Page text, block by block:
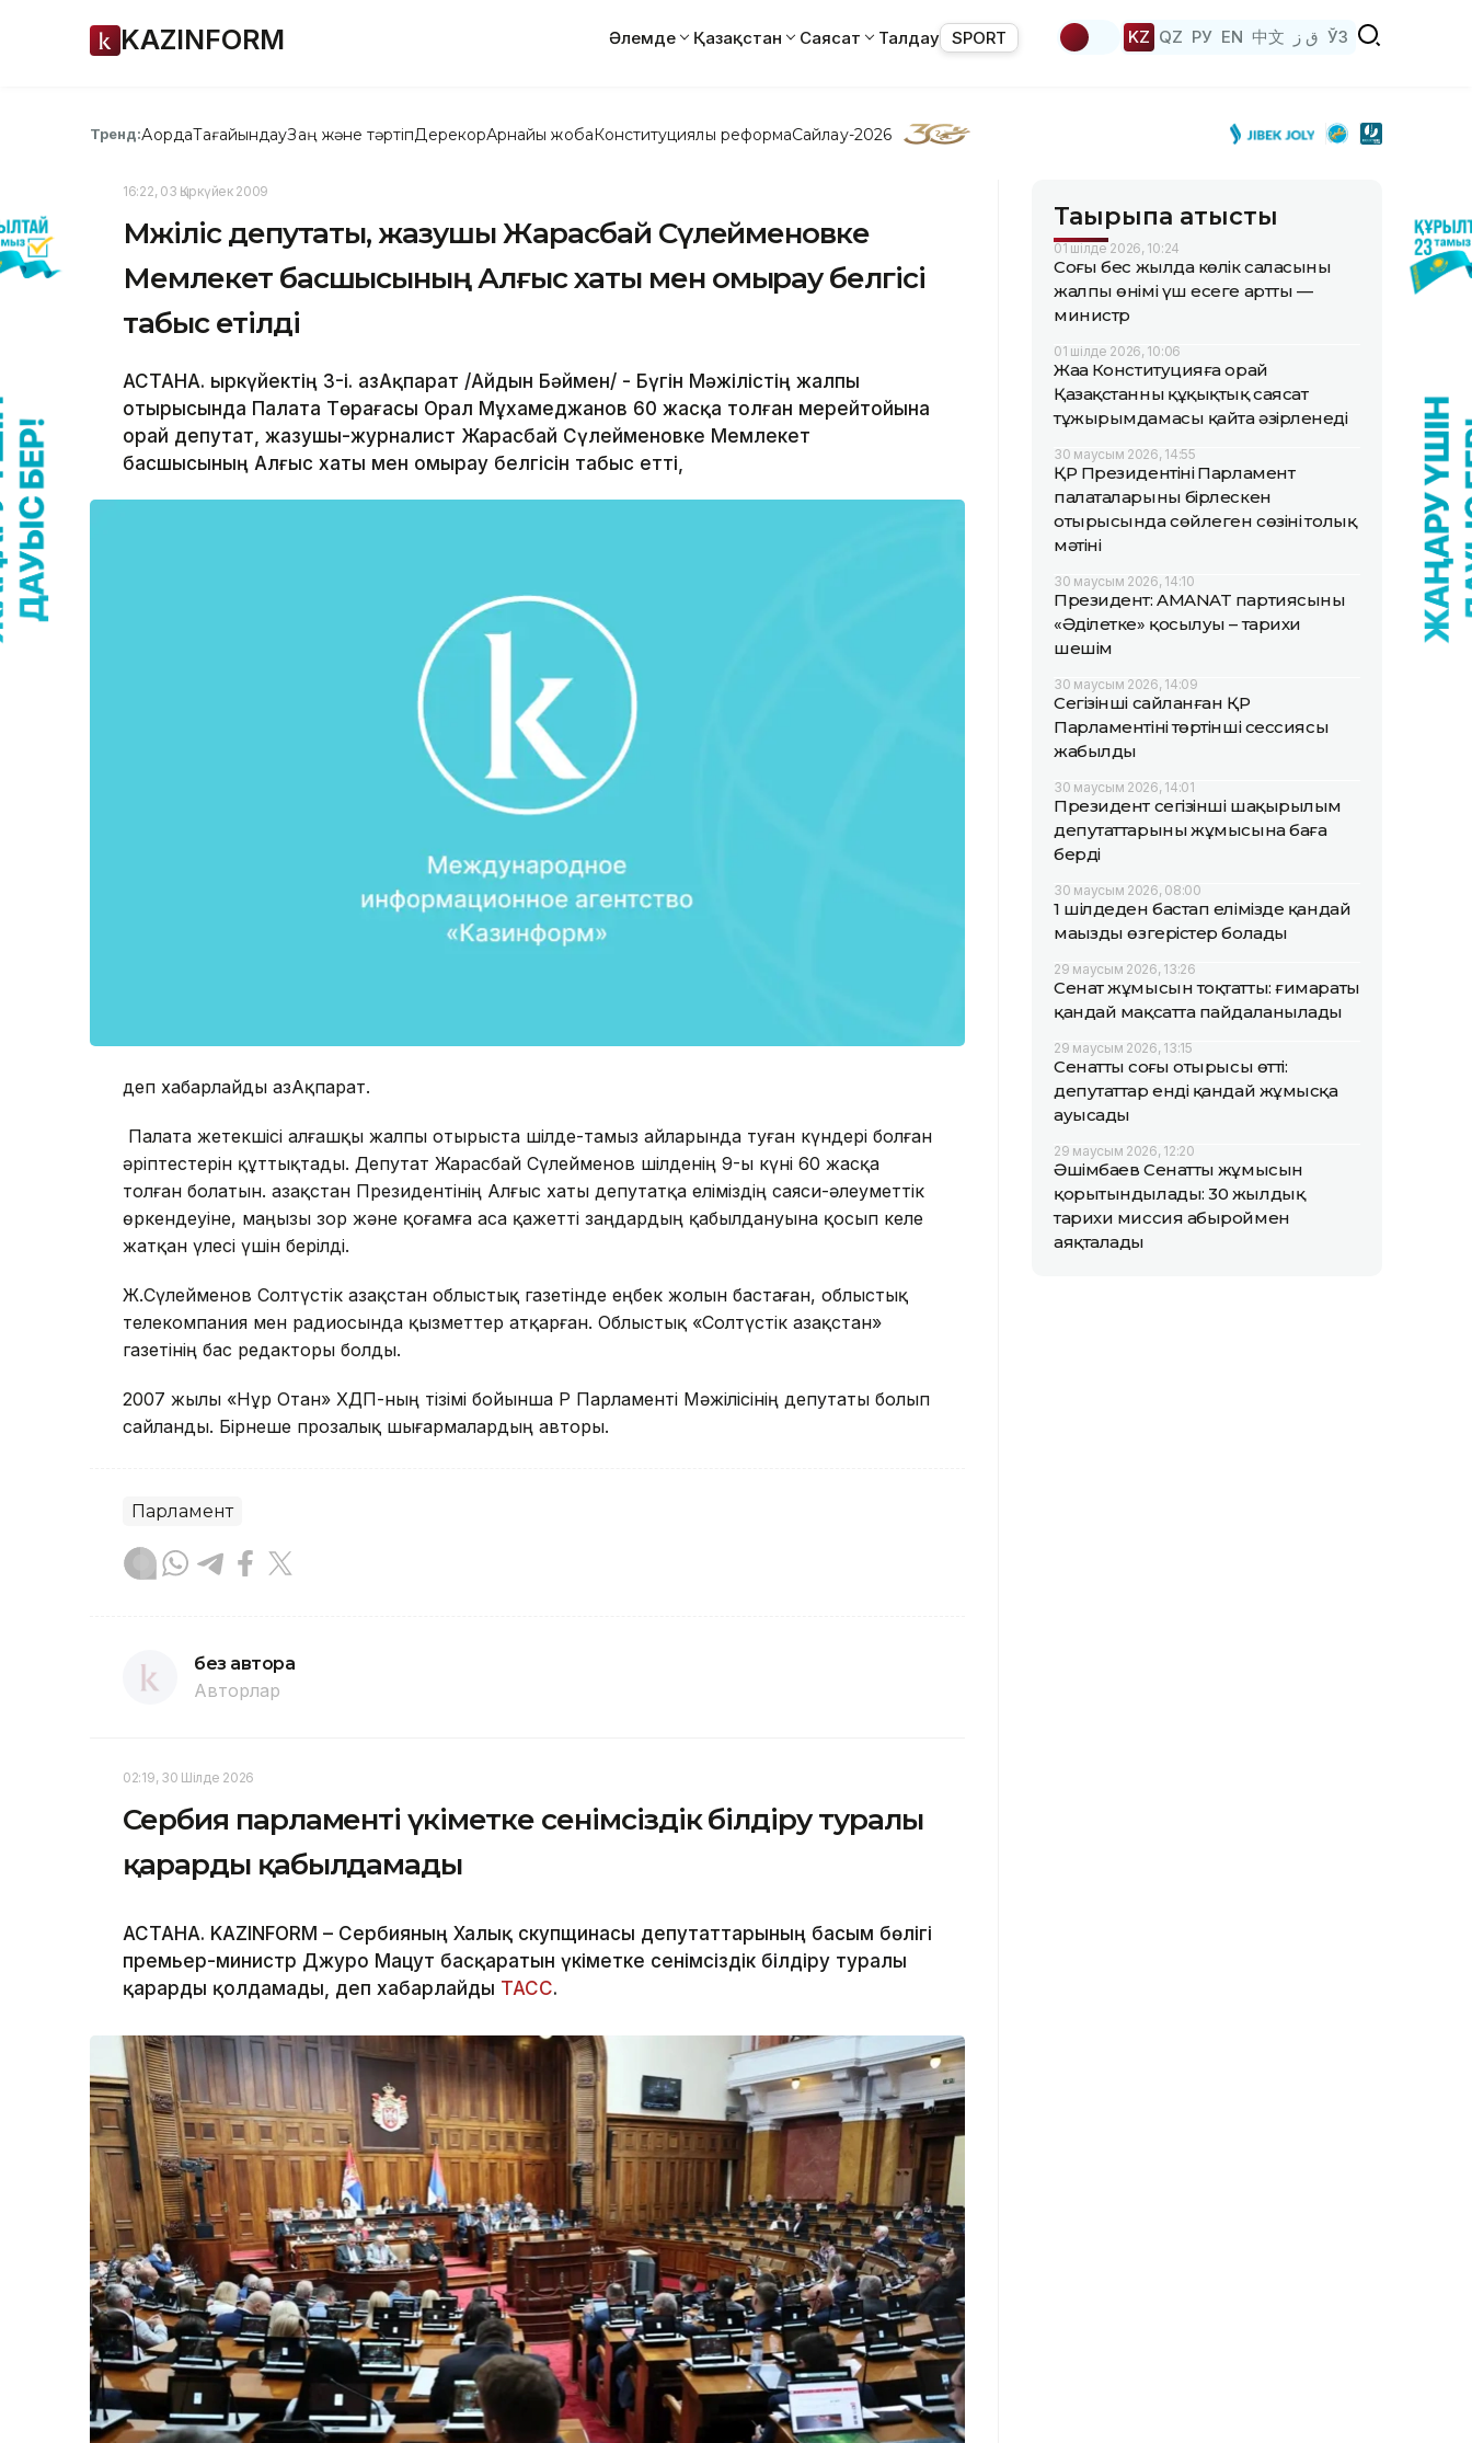
KAZINFORM Әлемде Қазақстан Саясат Талдау SPORT KZ QZ РУ EN 中文 ق ز ЎЗ
Тренд:АқордаТағайындауЗаң және тәртіпДерекқорАрнайы жобаКонституциялық реформаСайлау-2026
16:22, 03 Қыркүйек 2009
Мәжіліс депутаты, жазушы Жарасбай Сүлейменовке
Мемлекет басшысының Алғыс хаты мен омырау белгісі
табыс етілді
АСТАНА. Қыркүйектің 3-і. ҚазАқпарат /Айдын Бәймен/ - Бүгін Мәжілістің жалпы
отырысында Палата Төрағасы Орал Мұхамеджанов 60 жасқа толған мерейтойына
орай депутат, жазушы-журналист Жарасбай Сүлейменовке Мемлекет
басшысының Алғыс хаты мен омырау белгісін табыс етті,
деп хабарлайды ҚазАқпарат.
Палата жетекшісі алғашқы жалпы отырыста шілде-тамыз айларында туған күндері болған
әріптестерін құттықтады. Депутат Жарасбай Сүлейменов шілденің 9-ы күні 60 жасқа
толған болатын. Қазақстан Президентінің Алғыс хаты депутатқа еліміздің саяси-әлеуметтік
өркендеуіне, маңызы зор және қоғамға аса қажетті заңдардың қабылдануына қосып келе
жатқан үлесі үшін берілді.
Ж.Сүлейменов Солтүстік Қазақстан облыстық газетінде еңбек жолын бастаған, облыстық
телекомпания мен радиосында қызметтер атқарған. Облыстық «Солтүстік Қазақстан»
газетінің бас редакторы болды.
2007 жылы «Нұр Отан» ХДП-ның тізімі бойынша ҚР Парламенті Мәжілісінің депутаты болып
сайланды. Бірнеше прозалық шығармалардың авторы.
Парламент
без автора
Авторлар
02:19, 30 Шілде 2026
Сербия парламенті үкіметке сенімсіздік білдіру туралы
қарарды қабылдамады
АСТАНА. KAZINFORM – Сербияның Халық скупщинасы депутаттарының басым бөлігі
премьер-министр Джуро Мацут басқаратын үкіметке сенімсіздік білдіру туралы
қарарды қолдамады, деп хабарлайды ТАСС.
Тақырыпқа қатысты
01 шілде 2026, 10:24
Соңғы бес жылда көлік саласының
жалпы өнімі үш есеге артты —
министр
01 шілде 2026, 10:06
Жаңа Конституцияға орай
Қазақстанның құқықтық саясат
тұжырымдамасы қайта әзірленеді
30 маусым 2026, 14:55
ҚР Президентінің Парламент
палаталарының бірлескен
отырысында сөйлеген сөзінің толық
мәтіні
30 маусым 2026, 14:10
Президент: AMANAT партиясының
«Әділетке» қосылуы – тарихи
шешім
30 маусым 2026, 14:09
Сегізінші сайланған ҚР
Парламентінің төртінші сессиясы
жабылды
30 маусым 2026, 14:01
Президент сегізінші шақырылым
депутаттарының жұмысына баға
берді
30 маусым 2026, 08:00
1 шілдеден бастап елімізде қандай
маңызды өзгерістер болады
29 маусым 2026, 13:26
Сенат жұмысын тоқтатты: ғимараты
қандай мақсатта пайдаланылады
29 маусым 2026, 13:15
Сенаттың соңғы отырысы өтті:
депутаттар енді қандай жұмысқа
ауысады
29 маусым 2026, 12:20
Әшімбаев Сенаттың жұмысын
қорытындылады: 30 жылдық
тарихи миссия абыроймен
аяқталады